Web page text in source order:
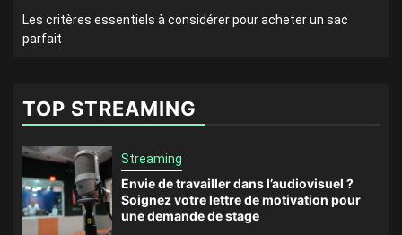
Les critères essentiels à considérer pour acheter un sac
parfait
TOP STREAMING
Streaming
Envie de travailler dans l’audiovisuel ?
Soignez votre lettre de motivation pour
une demande de stage